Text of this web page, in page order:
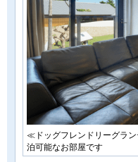
≪ドッグフレンドリーグラ
泊可能なお部屋です